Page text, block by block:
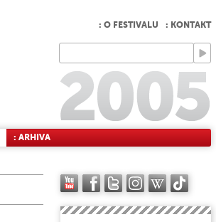
: O FESTIVALU : KONTAKT
: ARHIVA